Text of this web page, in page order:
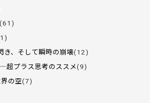
(61)
き、そして瞬時の崩壊(12)
超プラス思考のススメ(9)
の空(7)